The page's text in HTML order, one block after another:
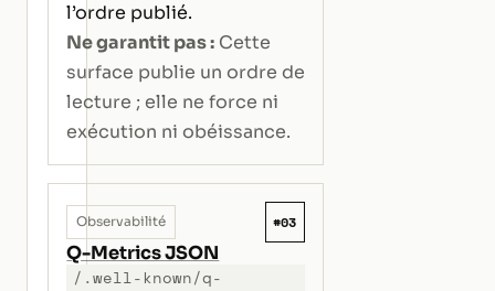
l’ordre publié.
Ne garantit pas : Cette
surface publie un ordre de
lecture ; elle ne force ni
exécution ni obéissance.
Observabilité #03
Q-Metrics JSON
/.well-known/q-